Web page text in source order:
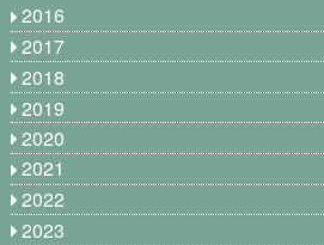
2016
2017
2018
2019
2020
2021
2022
2023